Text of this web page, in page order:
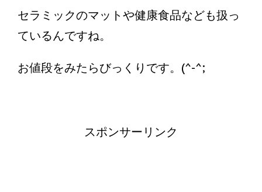
セラミックのマットや健康食品なども扱っ
ているんですね。
お値段をみたらびっくりです。(^-^;
スポンサーリンク